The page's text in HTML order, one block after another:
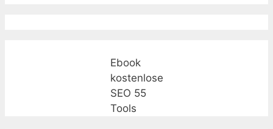
Ebook
kostenlose
SEO 55
Tools